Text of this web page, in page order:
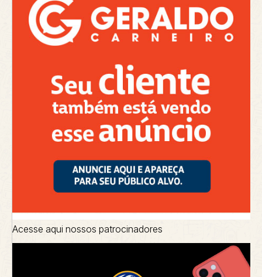
Acesse aqui nossos patrocinadores